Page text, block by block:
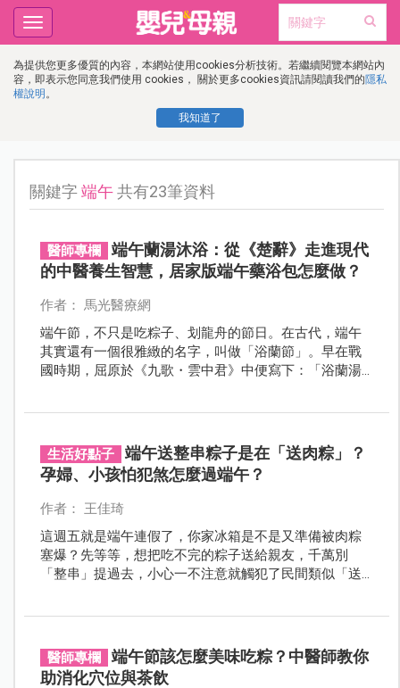
為提供您更多優質的內容，本網站使用cookies分析技術。若繼續閱覽本網站內
容，即表示您同意我們使用 cookies， 關於更多cookies資訊請閱讀我們的隱私
權說明 。
我知道了
Toggle
navigation
關鍵字端午共有23筆資料
醫師專欄
端午蘭湯沐浴：從《楚辭》走進現代
的中醫養生智慧，居家版端午藥浴包怎麼做？
作者： 馬光醫療網
端午節，不只是吃粽子、划龍舟的節日。在古代，端午
其實還有一個很雅緻的名字，叫做「浴蘭節」。早在戰
國時期，屈原於《九歌・雲中君》中便寫下：「浴蘭湯
生活好點子
端午送整串粽子是在「送肉粽」？
孕婦、小孩怕犯煞怎麼過端午？
作者： 王佳琦
這週五就是端午連假了，你家冰箱是不是又準備被肉粽
塞爆？先等等，想把吃不完的粽子送給親友，千萬別
「整串」提過去，小心一不注意就觸犯了民間類似「送
「怕犯煞」的生活和飲食限制。到底哪些是長輩的瞎操
心？哪些又是真有道理的古人智慧？
醫師專欄
端午節該怎麼美味吃粽？中醫師教你
助消化穴位與茶飲